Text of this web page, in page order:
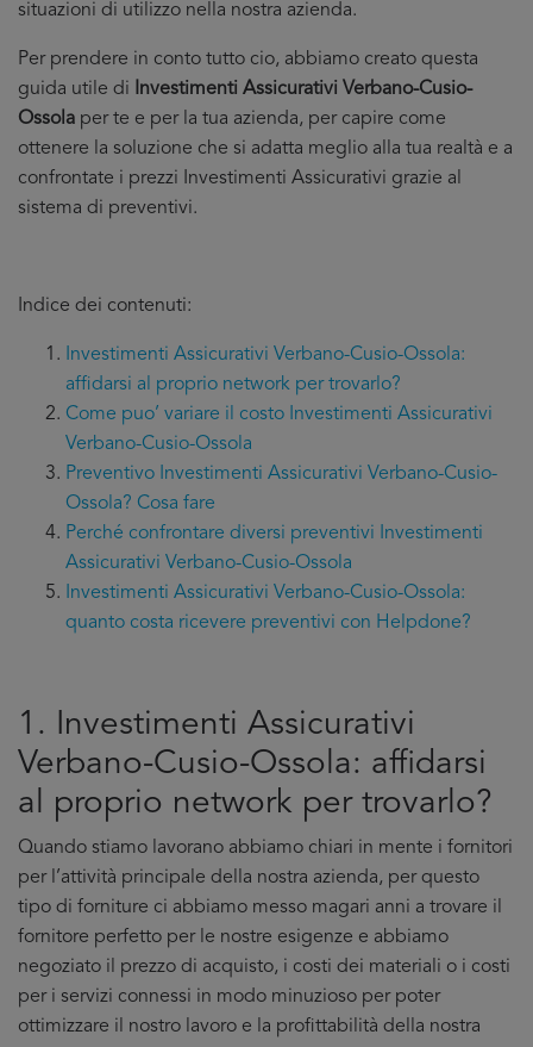
situazioni di utilizzo nella nostra azienda.
Per prendere in conto tutto cio, abbiamo creato questa
guida utile di
Investimenti Assicurativi Verbano-Cusio-
Ossola per te e per la tua azienda, per capire come
ottenere la soluzione che si adatta meglio alla tua realtà e a
confrontate i prezzi Investimenti Assicurativi grazie al
sistema di preventivi.
Indice dei contenuti:
Investimenti Assicurativi Verbano-Cusio-Ossola:
affidarsi al proprio network per trovarlo?
Come puo’ variare il costo Investimenti Assicurativi
Verbano-Cusio-Ossola
Preventivo Investimenti Assicurativi Verbano-Cusio-
Ossola? Cosa fare
Perché confrontare diversi preventivi Investimenti
Assicurativi Verbano-Cusio-Ossola
Investimenti Assicurativi Verbano-Cusio-Ossola:
quanto costa ricevere preventivi con Helpdone?
1. Investimenti Assicurativi
Verbano-Cusio-Ossola: affidarsi
al proprio network per trovarlo?
Quando stiamo lavorano abbiamo chiari in mente i fornitori
per l’attività principale della nostra azienda, per questo
tipo di forniture ci abbiamo messo magari anni a trovare il
fornitore perfetto per le nostre esigenze e abbiamo
negoziato il prezzo di acquisto, i costi dei materiali o i costi
per i servizi connessi in modo minuzioso per poter
ottimizzare il nostro lavoro e la profittabilità della nostra